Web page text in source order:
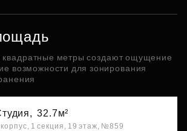
квадратные метры создают ощущение
возможности для зонирования
32.7м²
корпус, 1 секция, 19 этаж, №859